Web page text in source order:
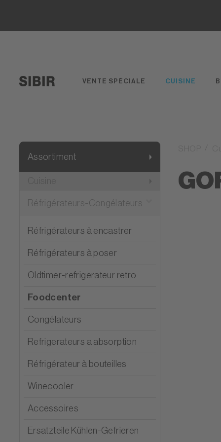
VENTE SPÉCIALE CUISINE
Assortiment
Réfrigérateurs-Congélateurs
Réfrigérateurs à encastrer
Réfrigérateurs à poser
Oldtimer-refrigerateur retro
Foodcenter
Congélateurs
Refrigerateurs a absorption
Réfrigérateur à bouteilles
Winecooler
Accessoires
Ersatzteile Kühlen-Gefrieren